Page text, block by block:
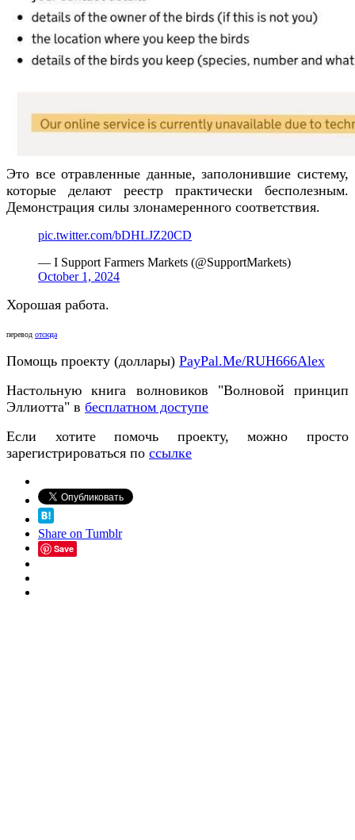
Это все отравленные данные, заполонившие систему,
которые делают реестр практически бесполезным.
Демонстрация силы злонамеренного соответствия.
pic.twitter.com/bDHLJZ20CD
— I Support Farmers Markets (@SupportMarkets)
October 1, 2024
Хорошая работа.
перевод отсюда
Помощь проекту (доллары) PayPal.Me/RUH666Alex
Настольную книга волновиков "Волновой принцип
Эллиотта" в бесплатном доступе
Если хотите помочь проекту, можно просто
зарегистрироваться по ссылке
Share on Tumblr
Save